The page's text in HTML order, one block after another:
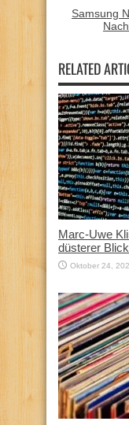
Samsung
RELATED
Marc-Uwe
düsterer
Oktober 24,